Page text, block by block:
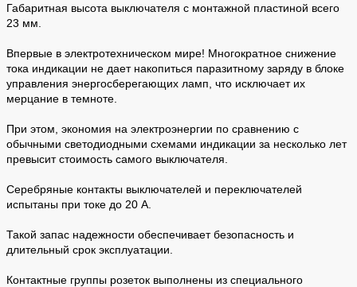
Габаритная высота выключателя с монтажной пластиной всего
23 мм.
Впервые в электротехническом мире! Многократное снижение
тока индикации не дает накопиться паразитному заряду в блоке
управления энергосберегающих ламп, что исключает их
мерцание в темноте.
При этом, экономия на электроэнергии по сравнению с
обычными светодиодными схемами индикации за несколько лет
превысит стоимость самого выключателя.
Серебряные контакты выключателей и переключателей
испытаны при токе до 20 А.
Такой запас надежности обеспечивает безопасность и
длительный срок эксплуатации.
Контактные группы розеток выполнены из специального